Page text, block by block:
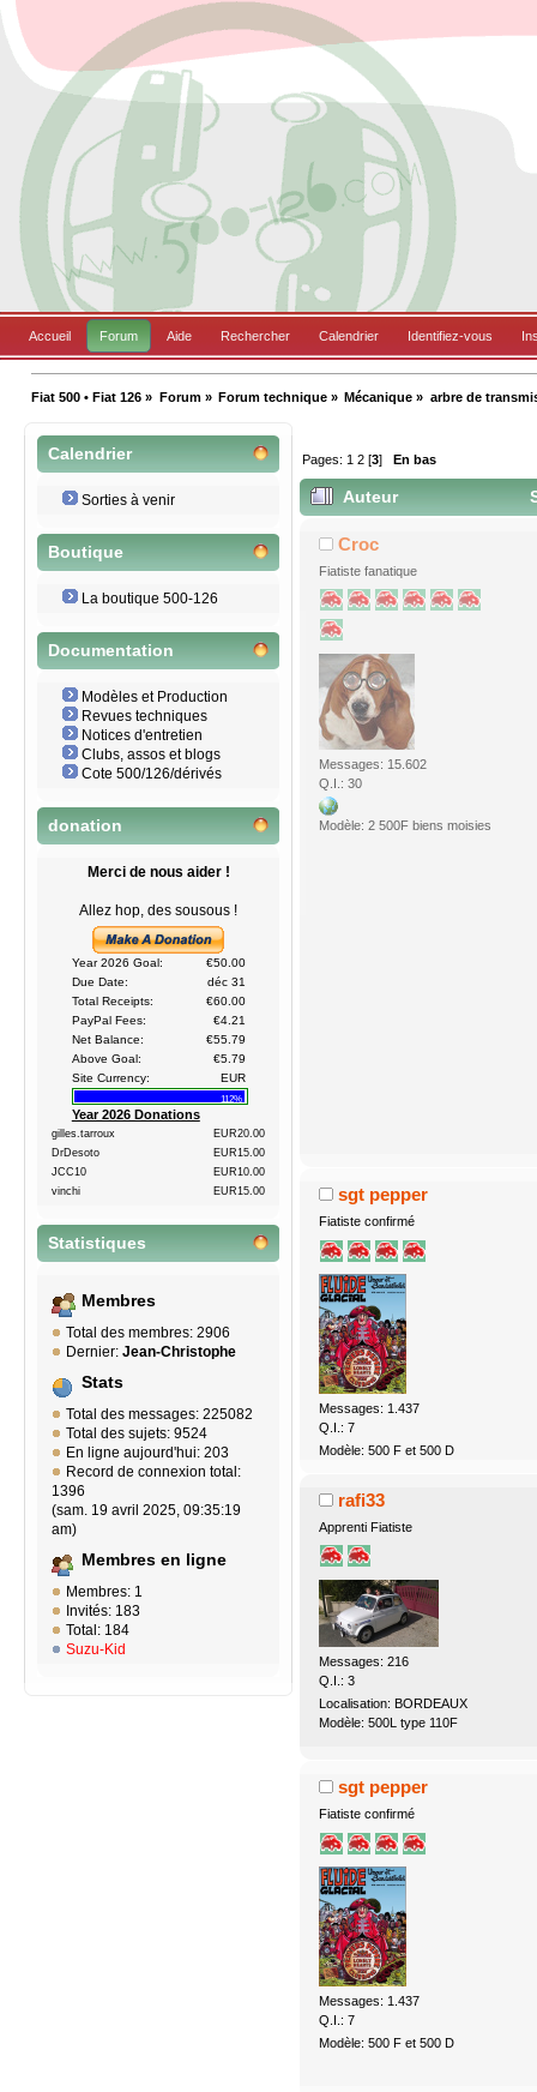
Accueil Forum Aide Rechercher Calendrier Identifiez-vous
Fiat 500 • Fiat 126 » Forum» Forum technique» Mécanique » arbre de
Calendrier
Sorties à venir
Boutique
La boutique 500-126
Documentation
Modèles et Production
Revues techniques
Notices d'entretien
Clubs, assos et blogs
Cote 500/126/dérivés
donation
Merci de nous aider !
Allez hop, des sousous !
Year 2026 Goal:
€50.00
Due Date:
déc 31
Total Receipts:
€60.00
PayPal Fees:
€4.21
Net Balance:
€55.79
Above Goal:
€5.79
Site Currency:
EUR
112%
Year 2026 Donations
gilles.tarroux
EUR20.00
DrDesoto
EUR15.00
JCC10
EUR10.00
vinchi
EUR15.00
Statistiques
Membres
Total des membres: 2906
Dernier: Jean-Christophe
Stats
Total des messages: 225082
Total des sujets: 9524
En ligne aujourd'hui: 203
Record de connexion total:
1396
(sam. 19 avril 2025, 09:35:19
am)
Membres en ligne
Membres: 1
Invités: 183
Total: 184
Suzu-Kid
Pages: 1 2 [3] En bas
Auteur
Croc
Fiatiste fanatique
Messages: 15.602
Q.I.: 30
Modèle: 2 500F biens moisies
sgt pepper
Fiatiste confirmé
Messages: 1.437
Q.I.: 7
Modèle: 500 F et 500 D
rafi33
Apprenti Fiatiste
Messages: 216
Q.I.: 3
Localisation: BORDEAUX
Modèle: 500L type 110F
sgt pepper
Fiatiste confirmé
Messages: 1.437
Q.I.: 7
Modèle: 500 F et 500 D